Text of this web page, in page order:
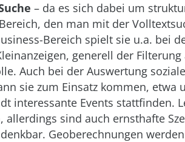
– da es sich dabei um
den man mit der
Bereich spielt sie u.a. bei
generell der Filterung
Auch bei der Auswertung
sie zum Einsatz kommen, etwa
interessante Events stattfinden.
allerdings sind auch ernsthafte
Geoberechnungen